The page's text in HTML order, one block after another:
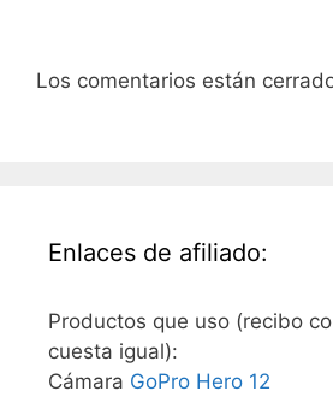
Los comentarios están
Enlaces de afiliado:
Productos que uso (recibo
cuesta igual):
Cámara GoPro Hero 12